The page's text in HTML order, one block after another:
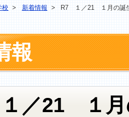
校 > 新着情報 > R7 １／21 １月の誕
報
／21 １月